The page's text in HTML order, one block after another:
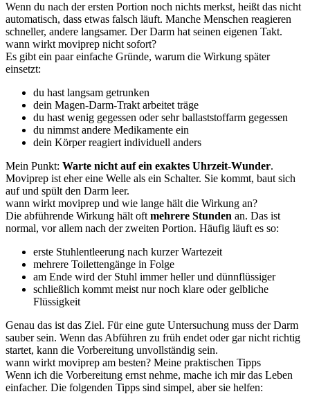
Wenn du nach der ersten Portion noch nichts merkst, heißt das nicht
automatisch, dass etwas falsch läuft. Manche Menschen reagieren
schneller, andere langsamer. Der Darm hat seinen eigenen Takt.
wann wirkt moviprep nicht sofort?
Es gibt ein paar einfache Gründe, warum die Wirkung später
einsetzt:
du hast langsam getrunken
dein Magen-Darm-Trakt arbeitet träge
du hast wenig gegessen oder sehr ballaststoffarm gegessen
du nimmst andere Medikamente ein
dein Körper reagiert individuell anders
Mein Punkt: Warte nicht auf ein exaktes Uhrzeit-Wunder.
Moviprep ist eher eine Welle als ein Schalter. Sie kommt, baut sich
auf und spült den Darm leer.
wann wirkt moviprep und wie lange hält die Wirkung an?
Die abführende Wirkung hält oft mehrere Stunden an. Das ist
normal, vor allem nach der zweiten Portion. Häufig läuft es so:
erste Stuhlentleerung nach kurzer Wartezeit
mehrere Toilettengänge in Folge
am Ende wird der Stuhl immer heller und dünnflüssiger
schließlich kommt meist nur noch klare oder gelbliche
Flüssigkeit
Genau das ist das Ziel. Für eine gute Untersuchung muss der Darm
sauber sein. Wenn das Abführen zu früh endet oder gar nicht richtig
startet, kann die Vorbereitung unvollständig sein.
wann wirkt moviprep am besten? Meine praktischen Tipps
Wenn ich die Vorbereitung ernst nehme, mache ich mir das Leben
einfacher. Die folgenden Tipps sind simpel, aber sie helfen: